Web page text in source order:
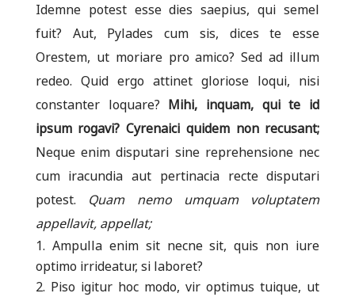
Idemne potest esse dies saepius, qui semel
fuit? Aut, Pylades cum sis, dices te esse
Orestem, ut moriare pro amico? Sed ad illum
redeo. Quid ergo attinet gloriose loqui, nisi
constanter loquare? Mihi, inquam, qui te id
ipsum rogavi? Cyrenaici quidem non recusant;
Neque enim disputari sine reprehensione nec
cum iracundia aut pertinacia recte disputari
potest. Quam nemo umquam voluptatem
appellavit, appellat;
Ampulla enim sit necne sit, quis non iure
optimo irrideatur, si laboret?
Piso igitur hoc modo, vir optimus tuique, ut